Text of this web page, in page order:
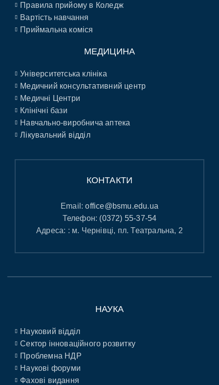
Правила прийому в Коледж
Вартість навчання
Приймальна коміся
МЕДИЦИНА
Університетська клініка
Медичний консультативний центр
Медичні Центри
Клінічні бази
Навчально-виробнича аптека
Лікувальний відділ
КОНТАКТИ
Email:office@bsmu.edu.ua
Телефон: (0372) 55-37-54
Адреса: : м. Чернівці, пл. Театральна, 2
НАУКА
Науковий відділ
Сектор інноваційного розвитку
Проблемна НДР
Наукові форуми
Фахові видання